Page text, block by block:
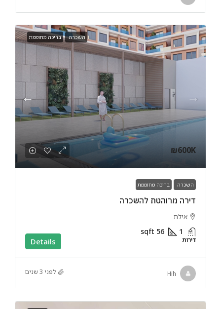
השכרה בריכה מחוממת
₪600K
השכרה בריכה מחוממת
דירה מרוהטת להשכרה
אילת
1
56
sqft
דירות Details
Hih לפני 3 שנים